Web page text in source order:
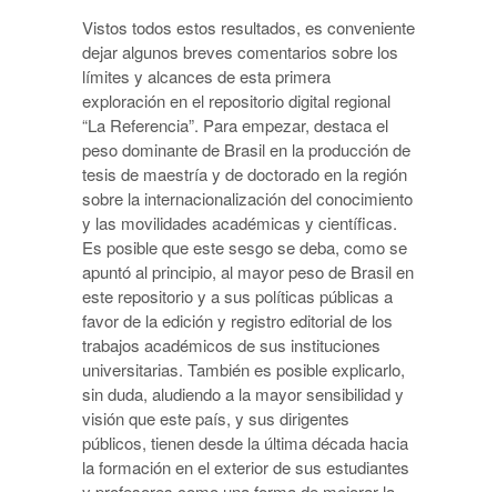
Vistos todos estos resultados, es conveniente
dejar algunos breves comentarios sobre los
límites y alcances de esta primera
exploración en el repositorio digital regional
“La Referencia”. Para empezar, destaca el
peso dominante de Brasil en la producción de
tesis de maestría y de doctorado en la región
sobre la internacionalización del conocimiento
y las movilidades académicas y científicas.
Es posible que este sesgo se deba, como se
apuntó al principio, al mayor peso de Brasil en
este repositorio y a sus políticas públicas a
favor de la edición y registro editorial de los
trabajos académicos de sus instituciones
universitarias. También es posible explicarlo,
sin duda, aludiendo a la mayor sensibilidad y
visión que este país, y sus dirigentes
públicos, tienen desde la última década hacia
la formación en el exterior de sus estudiantes